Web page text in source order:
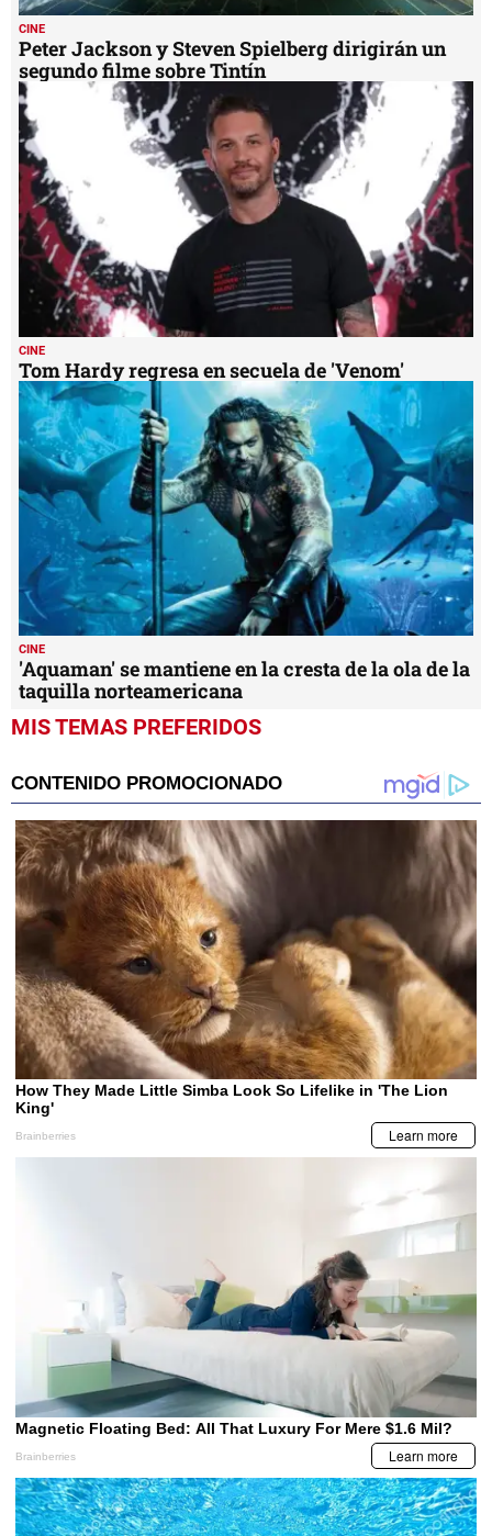
CINE
Peter Jackson y Steven Spielberg dirigirán un
segundo filme sobre Tintín
CINE
Tom Hardy regresa en secuela de 'Venom'
CINE
'Aquaman' se mantiene en la cresta de la ola de la
taquilla norteamericana
MIS TEMAS PREFERIDOS